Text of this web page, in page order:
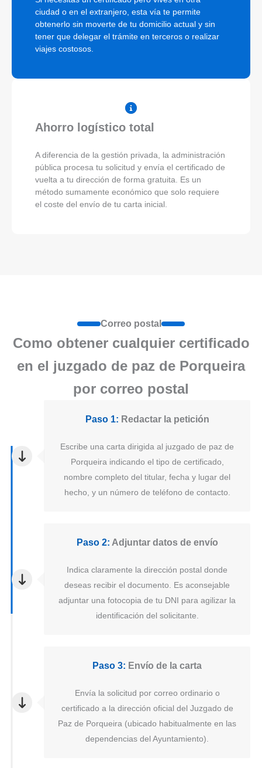
ciudad o en el extranjero, esta vía te permite
obtenerlo sin moverte de tu domicilio actual y sin
tener que delegar el trámite en terceros o realizar
viajes costosos.
Ahorro logístico total
A diferencia de la gestión privada, la administración
pública procesa tu solicitud y envía el certificado de
vuelta a tu dirección de forma gratuita. Es un
método sumamente económico que solo requiere
el coste del envío de tu carta inicial.
Correo postal
Como obtener cualquier certificado
en el juzgado de paz de Porqueira
por correo postal
Paso 1: Redactar la petición
Escribe una carta dirigida al juzgado de paz de
Porqueira indicando el tipo de certificado,
nombre completo del titular, fecha y lugar del
hecho, y un número de teléfono de contacto.
Paso 2: Adjuntar datos de envío
Indica claramente la dirección postal donde
deseas recibir el documento. Es aconsejable
adjuntar una fotocopia de tu DNI para agilizar la
identificación del solicitante.
Paso 3: Envío de la carta
Envía la solicitud por correo ordinario o
certificado a la dirección oficial del Juzgado de
Paz de Porqueira (ubicado habitualmente en las
dependencias del Ayuntamiento).